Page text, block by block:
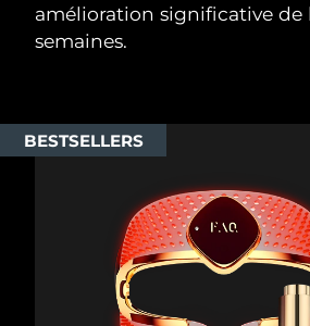
amélioration significative de
semaines.
BESTSELLERS